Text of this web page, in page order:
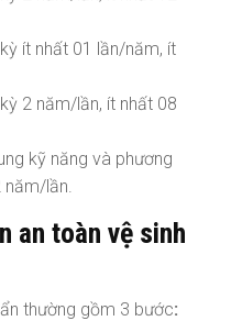
ít nhất 01 lần/năm, ít
2 năm/lần, ít nhất 08
kỹ năng và phương
năm/lần.
an toàn vệ sinh
thường gồm 3 bước: